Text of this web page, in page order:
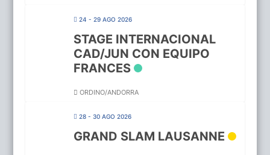
24 - 29 AGO 2026
STAGE INTERNACIONAL
CAD/JUN CON EQUIPO
FRANCES
ORDINO/ANDORRA
28 - 30 AGO 2026
GRAND SLAM LAUSANNE